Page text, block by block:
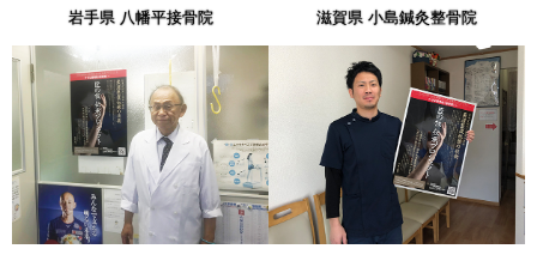
岩手県 八幡平接骨院 滋賀県 小島鍼灸整骨院